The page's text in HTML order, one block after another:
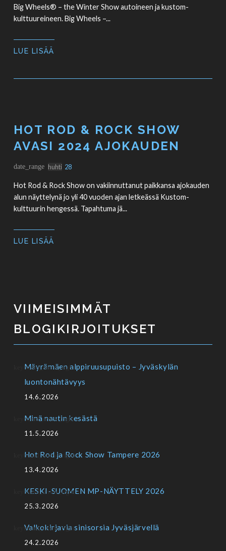
Big Wheels® – the Winter Show autoineen ja kustom-
kulttuureineen. Big Wheels –...
LUE LISÄÄ
HOT ROD & ROCK SHOW
AVASI 2024 AJOKAUDEN
date_range huhti 28
Hot Rod & Rock Show on vakiinnuttanut paikkansa ajokauden
alun näyttelynä jo yli 40 vuoden ajan letkeässä Kustom-
kulttuurin hengessä. Tapahtuma jä...
LUE LISÄÄ
VIIMEISIMMÄT
BLOGIKIRJOITUKSET
Mäyrämäen alppiruusupuisto – Jyväskylän
luontonähtävyys
14.6.2026
Minä nautin kesästä
11.5.2026
Hot Rod ja Rock Show Tampere 2026
13.4.2026
KESKI-SUOMEN MP-NÄYTTELY 2026
25.3.2026
Valkokirjavia sinisorsia Jyväsjärvellä
24.2.2026